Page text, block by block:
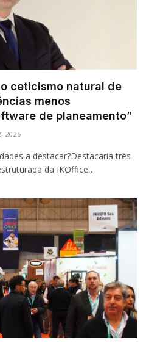
ceticismo natural de
menos
de planeamento”
2026
a destacar?Destacaria três
da IKOffice…